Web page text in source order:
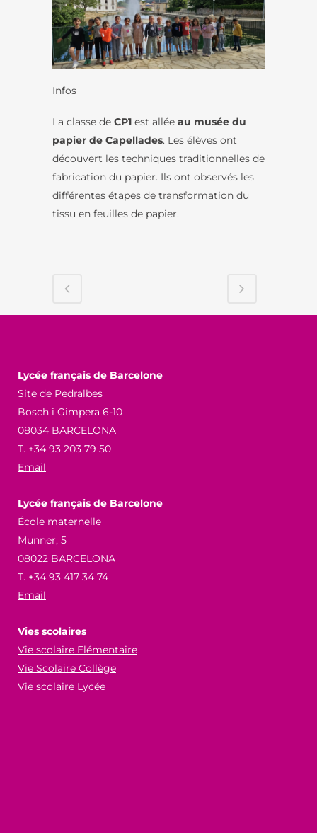
Infos
La classe de CP1 est allée au musée du
papier de Capellades. Les élèves ont
découvert les techniques traditionnelles de
fabrication du papier. Ils ont observés les
différentes étapes de transformation du
tissu en feuilles de papier.
Lycée français de Barcelone
Site de Pedralbes
Bosch i Gimpera 6-10
08034 BARCELONA
T. +34 93 203 79 50
Email
Lycée français de Barcelone
École maternelle
Munner, 5
08022 BARCELONA
T. +34 93 417 34 74
Email
Vies scolaires
Vie scolaire Elémentaire
Vie Scolaire Collège
Vie scolaire Lycée